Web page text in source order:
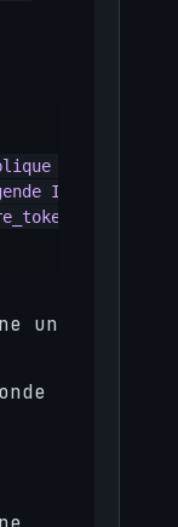
de l image",
Instagram",
un